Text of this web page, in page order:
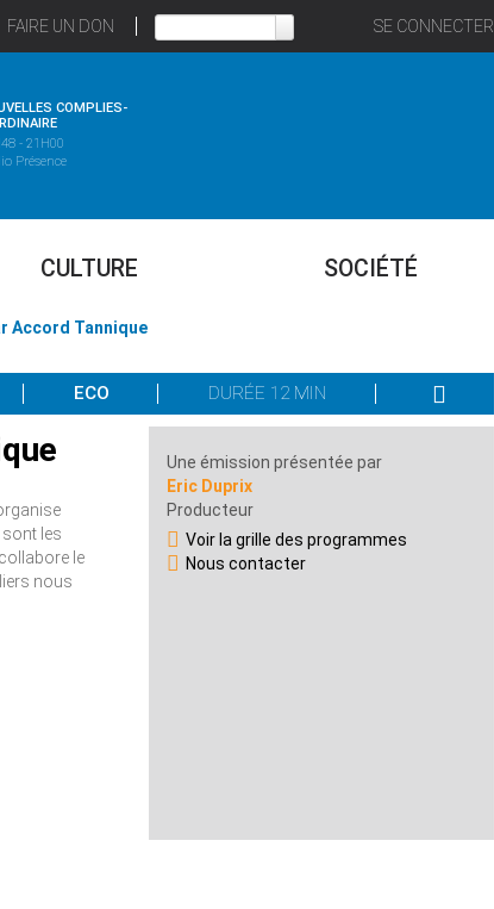
FAIRE UN DON SE CONNECTER
COMPLIES-
- 21H00
Présence
CULTURE SOCIÉTÉ
Accord Tannique
ECO DURÉE 12 MIN
les
le
nous
Une émission présentée par
Eric Duprix
Producteur
Voir la grille des programmes
Nous contacter